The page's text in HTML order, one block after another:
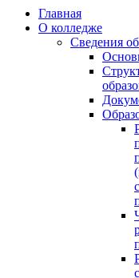
Главная
О колледже
Сведения